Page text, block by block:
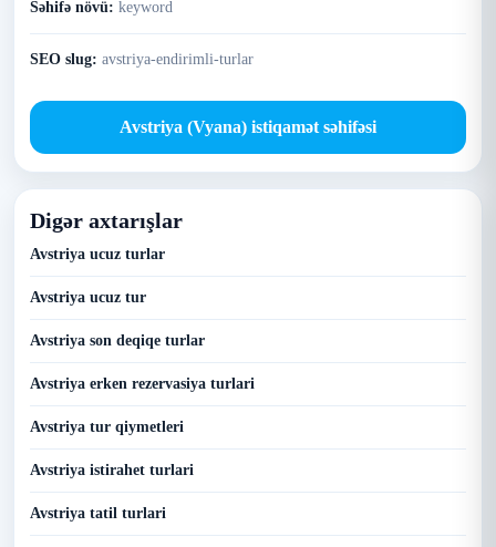
Səhifə növü: keyword
SEO slug: avstriya-endirimli-turlar
Avstriya (Vyana) istiqamət səhifəsi
Digər axtarışlar
Avstriya ucuz turlar
Avstriya ucuz tur
Avstriya son deqiqe turlar
Avstriya erken rezervasiya turlari
Avstriya tur qiymetleri
Avstriya istirahet turlari
Avstriya tatil turlari